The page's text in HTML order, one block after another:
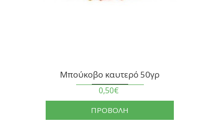
Μπούκοβο καυτερό 50γρ
0,50€
ΠΡΟΒΟΛΗ